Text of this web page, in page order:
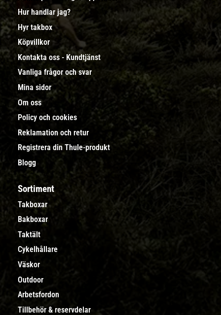
Hur handlar jag?
Hyr takbox
Köpvillkor
Kontakta oss - Kundtjänst
Vanliga frågor och svar
Mina sidor
Om oss
Policy och cookies
Reklamation och retur
Registrera din Thule-produkt
Blogg
Sortiment
Takboxar
Bakboxar
Taktält
Cykelhållare
Väskor
Outdoor
Arbetsfordon
Tillbehör & reservdelar